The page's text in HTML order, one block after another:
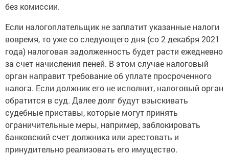
без комиссии.
Если налогоплательщик не заплатит указанные налоги
вовремя, то уже со следующего дня (со 2 декабря 2021
года) налоговая задолженность будет расти ежедневно
за счет начисления пеней. В этом случае налоговый
орган направит требование об уплате просроченного
налога. Если должник его не исполнит, налоговый орган
обратится в суд. Далее долг будут взыскивать
судебные приставы, которые могут принять
ограничительные меры, например, заблокировать
банковский счет должника или арестовать и
принудительно реализовать его имущество.